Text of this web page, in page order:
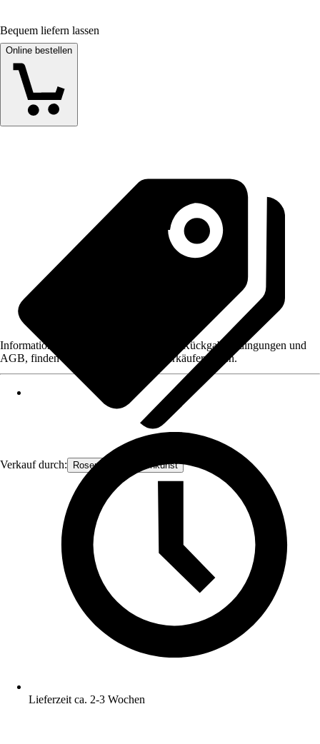
Bequem liefern lassen
Online bestellen
Verkauf durch: Rosenbogen-Gartenkunst
Informationen des Verkäufers, wie z. B. Rückgabebedingungen und
AGB, finden Sie bei Klick auf den Verkäufernamen.
Lieferzeit ca. 2-3 Wochen